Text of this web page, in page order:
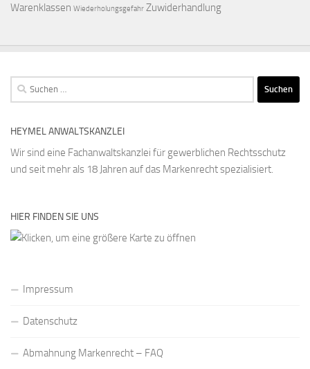
Warenklassen Wiederholungsgefahr Zuwiderhandlung
Suchen
nach:
HEYMEL ANWALTSKANZLEI
Wir sind eine Fachanwaltskanzlei für gewerblichen Rechtsschutz
und seit mehr als 18 Jahren auf das Markenrecht spezialisiert.
HIER FINDEN SIE UNS
Impressum
Datenschutz
Abmahnung Markenrecht – FAQ